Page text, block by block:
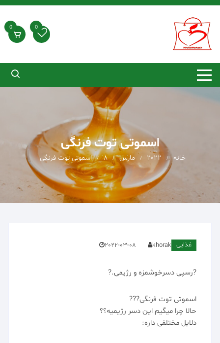
رد
محتوا
0
0
اسموتی توت فرنگی
خانه 2022 مارس 8 اسموتی توت فرنگی
غذایی khorak
2022-03-08
?رسپی دسرخوشمزه و رژیمی.?
اسموتی توت فرنگی???
حالا چرا میگیم این دسر رژیمیه؟؟
دلایل مختلفی داره: